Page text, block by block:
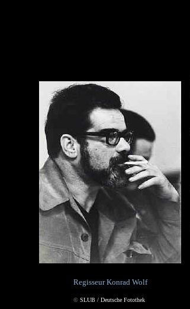
Regisseur Konrad Wolf
© SLUB / Deutsche Fotothek